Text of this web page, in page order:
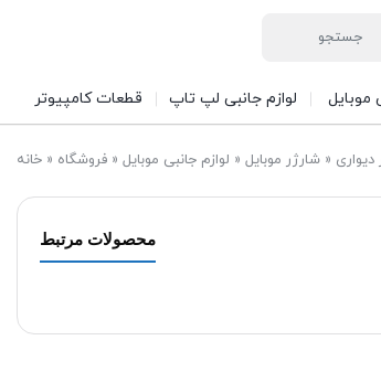
قطعات کامپیوتر لوازم جانبی لپ تاپ موبایل
خانه » فروشگاه » لوازم جانبی موبایل » شارژر موبایل » دیواری
محصولات مرتبط